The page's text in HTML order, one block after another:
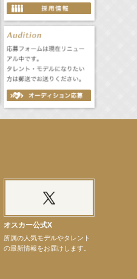
〜』ゲスト出演決定！
決定♪
定♪
ト決定！
決定♪
ー赤池「ふれあい昆虫フェスティバル」トーク
登場！
オスカー公式X
所属の人気モデルやタレント
の最新情報をお届けします。